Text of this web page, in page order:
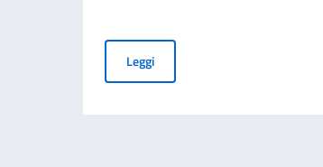
LeggiMESSAGGIO DELL’ON. VICE